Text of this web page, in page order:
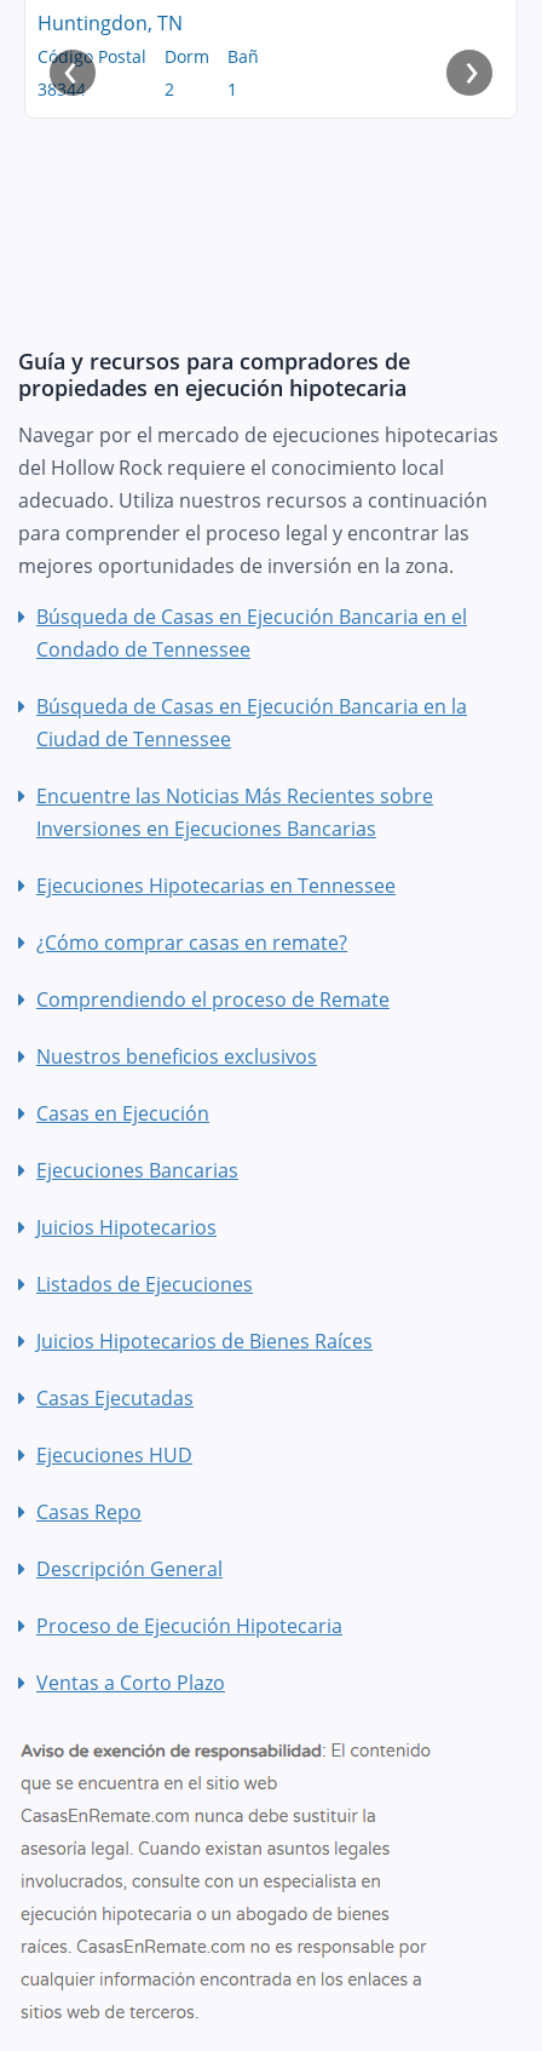
Huntingdon, TN
Código Postal
38344
Dorm
2
Bañ
1
‹ ›
Guía y recursos para compradores de
propiedades en ejecución hipotecaria
Navegar por el mercado de ejecuciones hipotecarias
del Hollow Rock requiere el conocimiento local
adecuado. Utiliza nuestros recursos a continuación
para comprender el proceso legal y encontrar las
mejores oportunidades de inversión en la zona.
Búsqueda de Casas en Ejecución Bancaria en el
Condado de Tennessee
Búsqueda de Casas en Ejecución Bancaria en la
Ciudad de Tennessee
Encuentre las Noticias Más Recientes sobre
Inversiones en Ejecuciones Bancarias
Ejecuciones Hipotecarias en Tennessee
¿Cómo comprar casas en remate?
Comprendiendo el proceso de Remate
Nuestros beneficios exclusivos
Casas en Ejecución
Ejecuciones Bancarias
Juicios Hipotecarios
Listados de Ejecuciones
Juicios Hipotecarios de Bienes Raíces
Casas Ejecutadas
Ejecuciones HUD
Casas Repo
Descripción General
Proceso de Ejecución Hipotecaria
Ventas a Corto Plazo